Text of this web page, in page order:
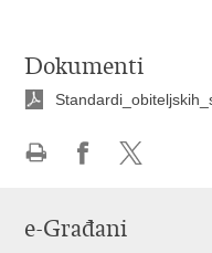
Dokumenti
Facebooku
X-
e-Građani